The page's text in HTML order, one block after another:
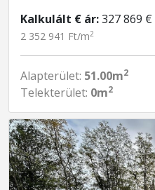
Kalkulált € ár:327 869 €
2 352 941 Ft/m2
Alapterület: 51.00m2
Telekterület: 0m2